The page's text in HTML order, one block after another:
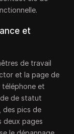
et
de travail
et la page de
téléphone et
de statut
des pics de
deux pages